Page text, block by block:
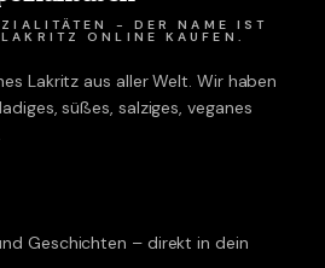
- DER NAME IST
ONLINE KAUFEN.
Lakritz aus aller Welt. Wir haben
süßes, salziges, veganes
Geschichten – direkt in dein